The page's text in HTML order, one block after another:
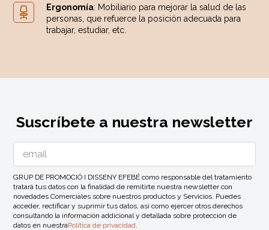
Ergonomía: Mobiliario para mejorar la salud de las
personas, que refuerce la posición adecuada para
trabajar, estudiar, etc.
Suscríbete a nuestra newsletter
GRUP DE PROMOCIÓ I DISSENY EFEBÉ como responsable del tratamiento
tratará tus datos con la finalidad de remitirte nuestra newsletter con
novedades Comerciales sobre nuestros productos y Servicios. Puedes
acceder, rectificar y suprimir tus datos, así como ejercer otros derechos
consultando la información addicional y detallada sobre protección de
datos en nuestraPolítica de privacidad.